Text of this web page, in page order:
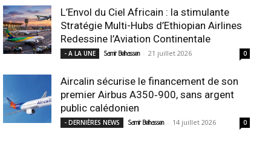
L’Envol du Ciel Africain : la stimulante
Stratégie Multi-Hubs d’Ethiopian Airlines
Redessine l’Aviation Continentale
- A LA UNE Samir Belhassen - 21 juillet 2026 0
Aircalin sécurise le financement de son
premier Airbus A350‑900, sans argent
public calédonien
- DERNIÈRES NEWS Samir Belhassen - 14 juillet 2026 0